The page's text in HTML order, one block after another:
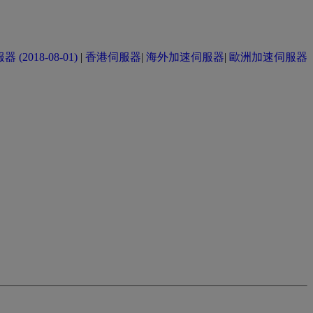
(2018-08-01) | 香港伺服器| 海外加速伺服器| 歐洲加速伺服器